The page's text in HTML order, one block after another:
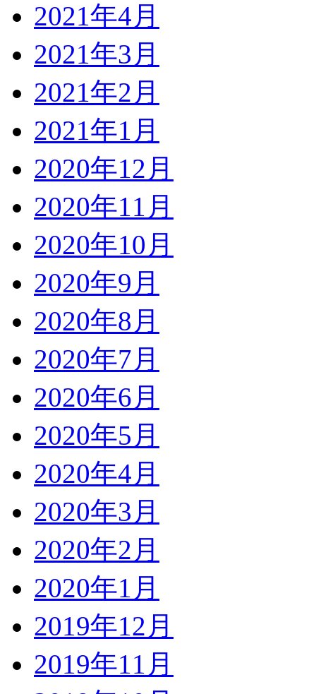
2021年4月
2021年3月
2021年2月
2021年1月
2020年12月
2020年11月
2020年10月
2020年9月
2020年8月
2020年7月
2020年6月
2020年5月
2020年4月
2020年3月
2020年2月
2020年1月
2019年12月
2019年11月